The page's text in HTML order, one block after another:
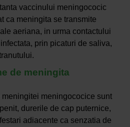
vaccinului meningococic
ca meningita se transmite
aeriana, in urma contactului
prin picaturi de saliva,
de meningita
meningococice sunt
durerile de cap puternice,
adiacente ca senzatia de